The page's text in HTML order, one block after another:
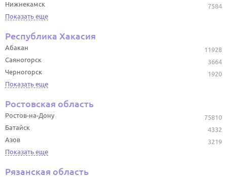
7584
Нижнекамск
Показать еще
Республика Хакасия
11928
Абакан
3664
Саяногорск
1920
Черногорск
Показать еще
Ростовская область
75810
Ростов-на-Дону
4332
Батайск
3219
Азов
Показать еще
Рязанская область